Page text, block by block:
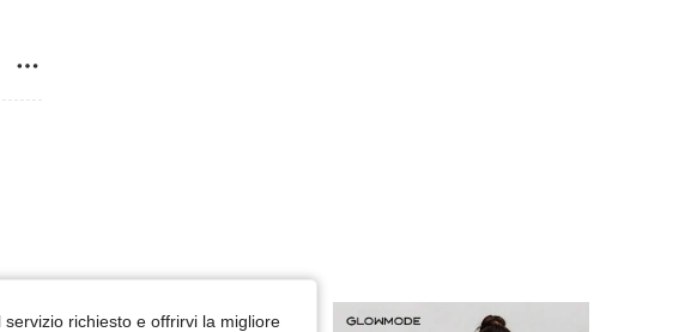
richiesto e offrirvi la migliore